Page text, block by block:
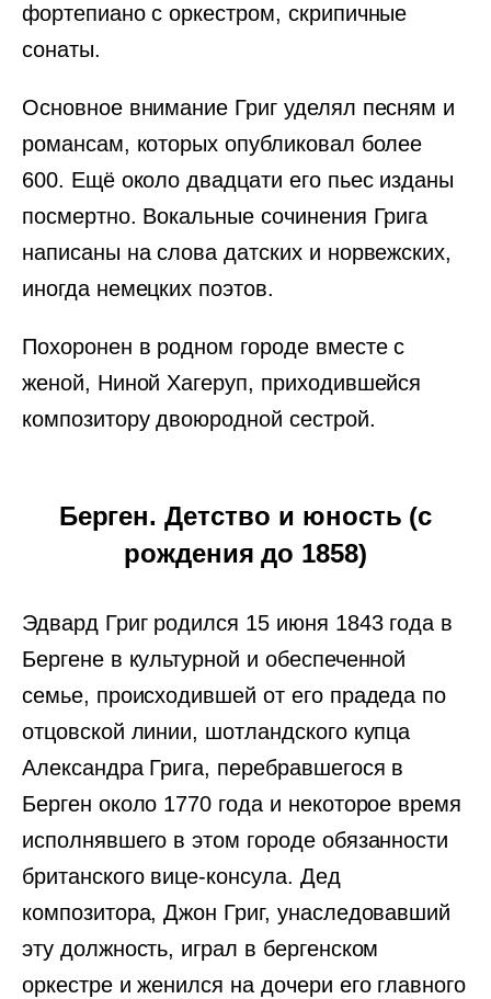
фортепиано с оркестром, скрипичные
сонаты.
Основное внимание Григ уделял песням и
романсам, которых опубликовал более
600. Ещё около двадцати его пьес изданы
посмертно. Вокальные сочинения Грига
написаны на слова датских и норвежских,
иногда немецких поэтов.
Похоронен в родном городе вместе с
женой, Ниной Хагеруп, приходившейся
композитору двоюродной сестрой.
Берген. Детство и юность (с
рождения до 1858)
Эдвард Григ родился 15 июня 1843 года в
Бергене в культурной и обеспеченной
семье, происходившей от его прадеда по
отцовской линии, шотландского купца
Александра Грига, перебравшегося в
Берген около 1770 года и некоторое время
исполнявшего в этом городе обязанности
британского вице-консула. Дед
композитора, Джон Григ, унаследовавший
эту должность, играл в бергенском
оркестре и женился на дочери его главного